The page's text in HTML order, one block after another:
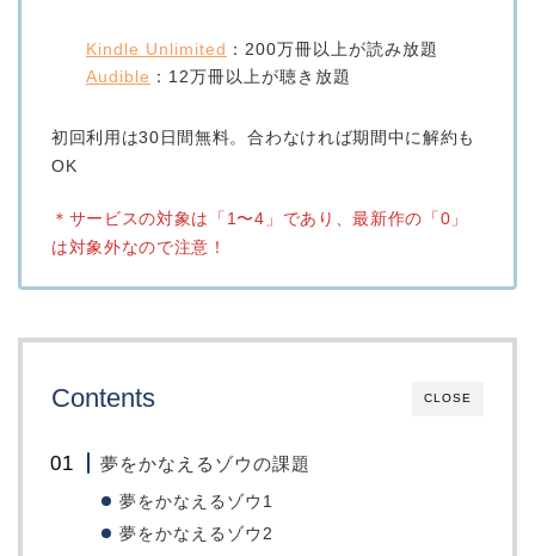
Kindle Unlimited ：200万冊以上が読み放題
Audible ：12万冊以上が聴き放題
初回利用は30日間無料。合わなければ期間中に解約も
OK
＊サービスの対象は「1〜4」であり、最新作の「0」
は対象外なので注意！
CLOSE
Contents
夢をかなえるゾウの課題
夢をかなえるゾウ1
夢をかなえるゾウ2